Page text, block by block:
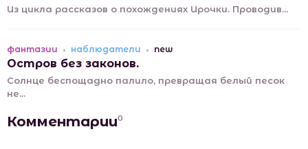
Из цикла рассказов о похождениях Ирочки. Проводив...
фантазии наблюдатели new
Остров без законов.
Солнце беспощадно палило, превращая белый песок
не...
Комментарии0